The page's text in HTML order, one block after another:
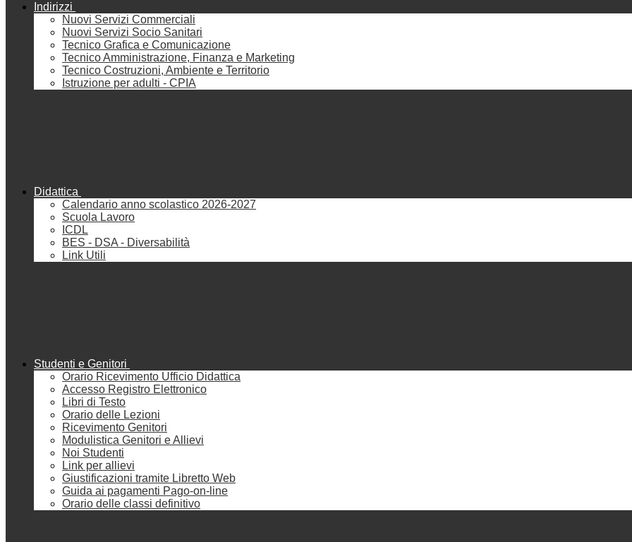
Indirizzi
Nuovi Servizi Commerciali
Nuovi Servizi Socio Sanitari
Tecnico Grafica e Comunicazione
Tecnico Amministrazione, Finanza e Marketing
Tecnico Costruzioni, Ambiente e Territorio
Istruzione per adulti - CPIA
Didattica
Calendario anno scolastico 2026-2027
Scuola Lavoro
ICDL
BES - DSA - Diversabilità
Link Utili
Studenti e Genitori
Orario Ricevimento Ufficio Didattica
Accesso Registro Elettronico
Libri di Testo
Orario delle Lezioni
Ricevimento Genitori
Modulistica Genitori e Allievi
Noi Studenti
Link per allievi
Giustificazioni tramite Libretto Web
Guida ai pagamenti Pago-on-line
Orario delle classi definitivo